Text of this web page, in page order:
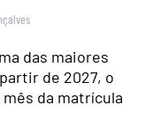
das maiores
de 2027, o
da matrícula